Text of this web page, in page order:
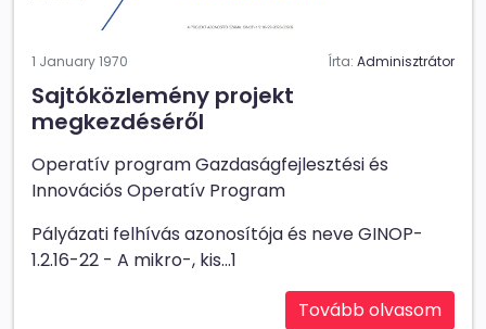
1 January 1970 Írta: Adminisztrátor
Sajtóközlemény projekt
megkezdéséről
Operatív program Gazdaságfejlesztési és
Innovációs Operatív Program
Pályázati felhívás azonosítója és neve GINOP-
1.2.16-22 - A mikro-, kis...1
Tovább olvasom